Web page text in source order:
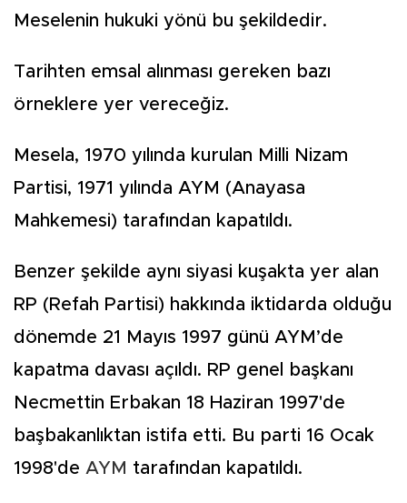
Meselenin hukuki yönü bu şekildedir.
Tarihten emsal alınması gereken bazı
örneklere yer vereceğiz.
Mesela, 1970 yılında kurulan Milli Nizam
Partisi, 1971 yılında AYM (Anayasa
Mahkemesi) tarafından kapatıldı.
Benzer şekilde aynı siyasi kuşakta yer alan
RP (Refah Partisi) hakkında iktidarda olduğu
dönemde 21 Mayıs 1997 günü AYM’de
kapatma davası açıldı. RP genel başkanı
Necmettin Erbakan 18 Haziran 1997'de
başbakanlıktan istifa etti. Bu parti 16 Ocak
1998'de AYM tarafından kapatıldı.